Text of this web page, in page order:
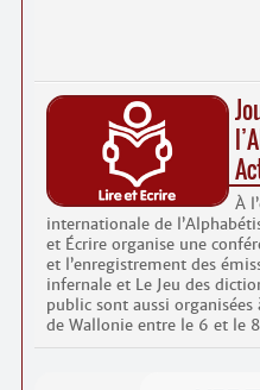
À
internationale de
et Écrire organise une
et l’enregistrement des
infernale et Le Jeu des
public sont aussi
de Wallonie entre le 6 et le